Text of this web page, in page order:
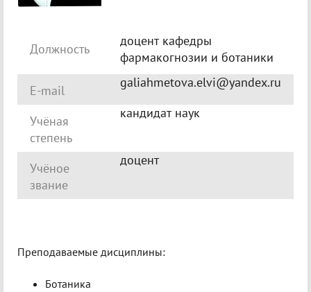
Должность
доцент кафедры
фармакогнозии и ботаники
E-mail
galiahmetova.elvi@yandex.ru
Учёная
степень
кандидат наук
Учёное
звание
доцент
Преподаваемые дисциплины:
Ботаника